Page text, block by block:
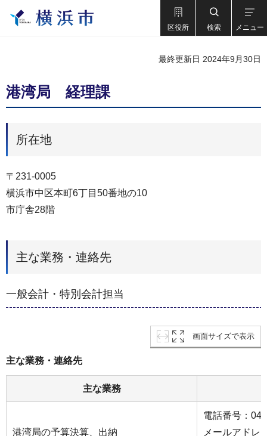
区役所 検索 メニュー
最終更新日 2024年9月30日
港湾局 経理課
所在地
〒231-0005
横浜市中区本町6丁目50番地の10
市庁舎28階
主な業務・連絡先
一般会計・特別会計担当
画面サイズで表示
主な業務・連絡先
主な業務
港湾局の予算決算、出納
電話番号：
メールアドレ